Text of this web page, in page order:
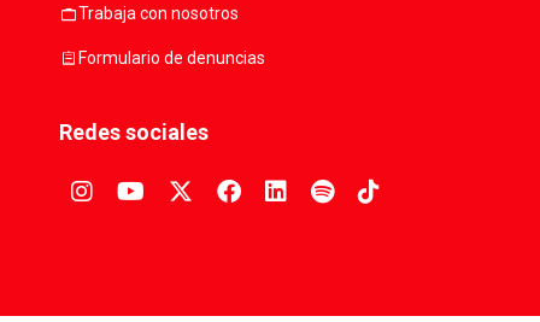
workTrabaja con nosotros
assignmentFormulario de denuncias
Redes sociales